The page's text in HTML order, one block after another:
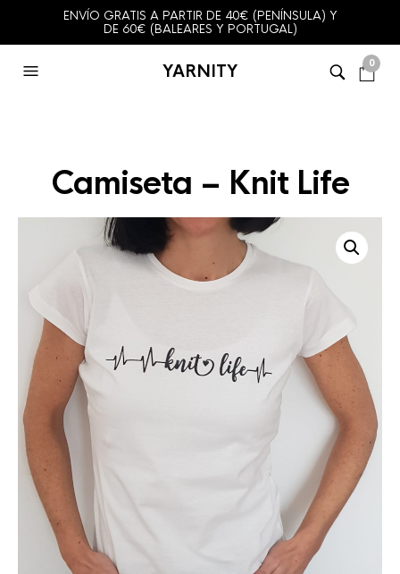
ENVÍO GRATIS A PARTIR DE 40€ (PENÍNSULA) Y
DE 60€ (BALEARES Y PORTUGAL)
YARNITY 0
Camiseta – Knit Life